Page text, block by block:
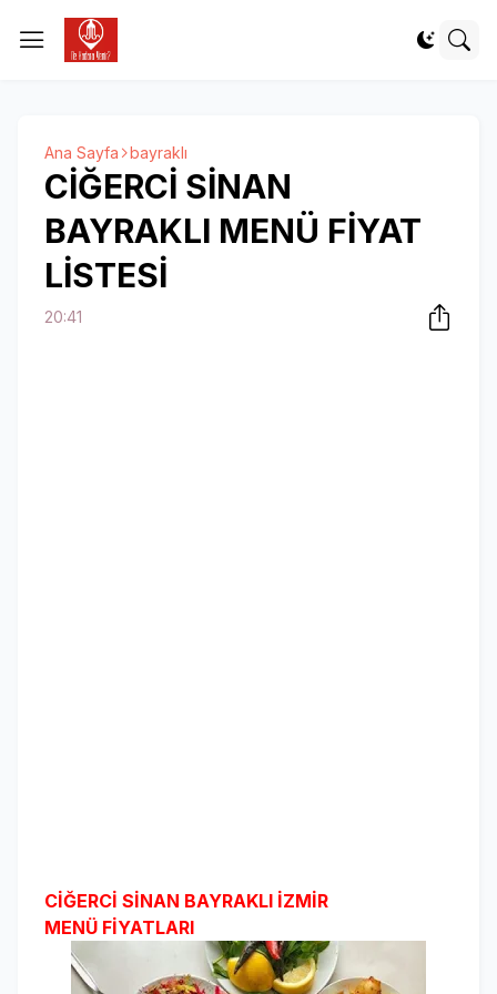
Ana Sayfa bayraklı
CİĞERCİ SİNAN
BAYRAKLI MENÜ FİYAT
LİSTESİ
20:41
CİĞERCİ SİNAN BAYRAKLI İZMİR
MENÜ FİYATLARI